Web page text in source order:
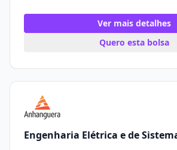
Ver mais detalhes
Quero esta bolsa
Engenharia Elétrica e de